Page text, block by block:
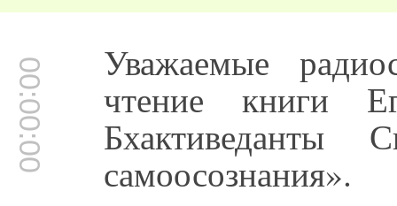
00:00:00 Уважаемые
чтение книги
Бхактиведанты
самоосознания».